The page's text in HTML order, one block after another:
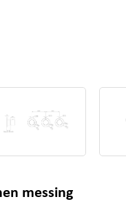
messing